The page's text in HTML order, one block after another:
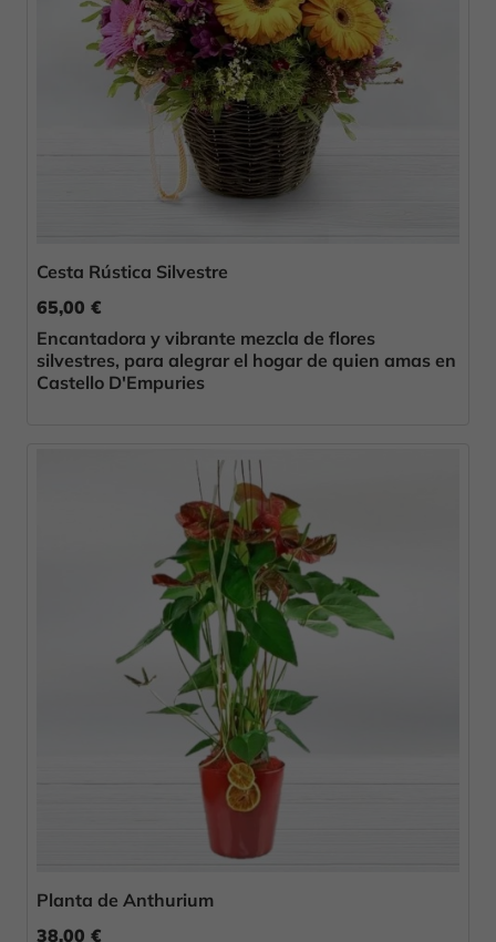
Cesta Rústica Silvestre
65,00 €
Encantadora y vibrante mezcla de flores
silvestres, para alegrar el hogar de quien amas en
Castello D'Empuries
Planta de Anthurium
38,00 €